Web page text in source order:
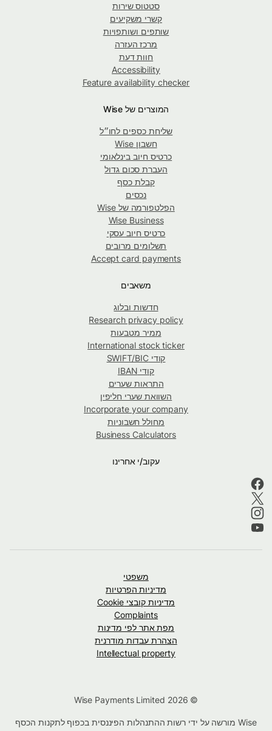
סטטוס שירות
קשרי משקיעים
שותפים ושותפויות
מרכז העזרה
חוות דעת
Accessibility
Feature availability checker
המוצרים של Wise
שליחת כספים לחו״ל
חשבון Wise
כרטיס חיוב בינלאומי
העברת סכום גדול
קבלת כסף
נכסים
הפלטפורמה של Wise
Wise Business
כרטיס חיוב עסקי
תשלומים מרובים
Accept card payments
משאבים
חדשות ובלוג
Research privacy policy
ממיר מטבעות
International stock ticker
קודי SWIFT/BIC
קודי IBAN
התראות שערים
השוואת שערי חליפין
Incorporate your company
מחולל חשבוניות
Business Calculators
עקוב/י אחרינו
משפטי
מדיניות הפרטיות
מדיניות קובצי Cookie
Complaints
מפת אתר לפי מדינות
הצהרת עבדות מודרנית
Intellectual property
© Wise Payments Limited 2026
Wise מורשה על ידי רשות ההתנהלות הפיננסית בכפוף לתקנות הכסף